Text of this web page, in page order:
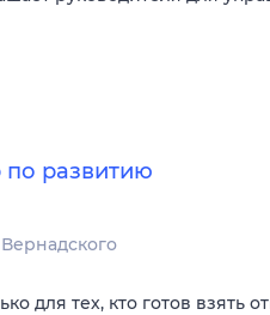
развитию
для тех, кто готов взять